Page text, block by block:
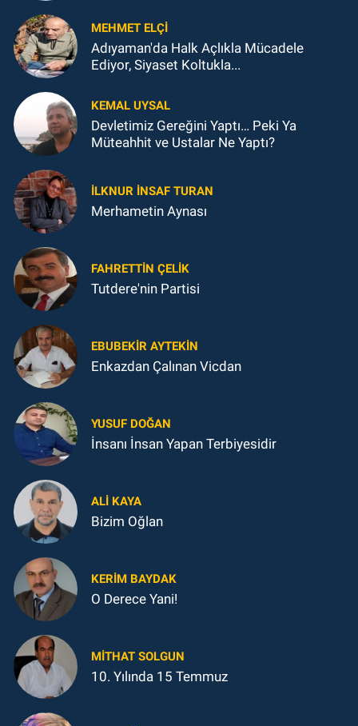
MEHMET ELÇI
Adıyaman'da Halk Açlıkla Mücadele
Ediyor, Siyaset Koltukla...
KEMAL UYSAL
Devletimiz Gereğini Yaptı… Peki Ya
Müteahhit ve Ustalar Ne Yaptı?
İLKNUR İNSAF TURAN
Merhametin Aynası
FAHRETTIN ÇELİK
Tutdere'nin Partisi
EBUBEKIR AYTEKIN
Enkazdan Çalınan Vicdan
YUSUF DOĞAN
İnsanı İnsan Yapan Terbiyesidir
ALI KAYA
Bizim Oğlan
KERIM BAYDAK
O Derece Yani!
MITHAT SOLGUN
10. Yılında 15 Temmuz